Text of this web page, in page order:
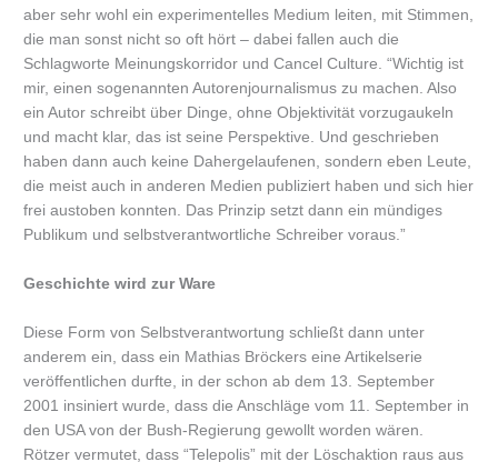
aber sehr wohl ein experimentelles Medium leiten, mit Stimmen,
die man sonst nicht so oft hört – dabei fallen auch die
Schlagworte Meinungskorridor und Cancel Culture. “Wichtig ist
mir, einen sogenannten Autorenjournalismus zu machen. Also
ein Autor schreibt über Dinge, ohne Objektivität vorzugaukeln
und macht klar, das ist seine Perspektive. Und geschrieben
haben dann auch keine Dahergelaufenen, sondern eben Leute,
die meist auch in anderen Medien publiziert haben und sich hier
frei austoben konnten. Das Prinzip setzt dann ein mündiges
Publikum und selbstverantwortliche Schreiber voraus.”
Geschichte wird zur Ware
Diese Form von Selbstverantwortung schließt dann unter
anderem ein, dass ein Mathias Bröckers eine Artikelserie
veröffentlichen durfte, in der schon ab dem 13. September
2001 insiniert wurde, dass die Anschläge vom 11. September in
den USA von der Bush-Regierung gewollt worden wären.
Rötzer vermutet, dass “Telepolis” mit der Löschaktion raus aus